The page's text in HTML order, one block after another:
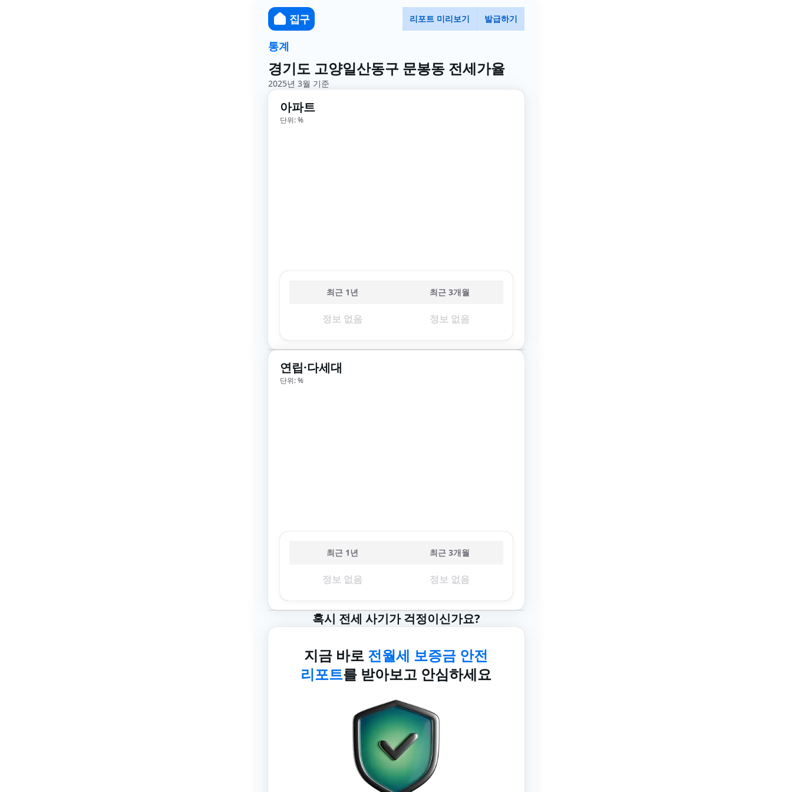
집구 리포트 미리보기 발급하기
통계
경기도 고양일산동구 문봉동 전세가율
2025년 3월 기준
아파트
단위: %
최근 1년 최근 3개월
정보 없음 정보 없음
연립·다세대
단위: %
최근 1년 최근 3개월
정보 없음 정보 없음
혹시 전세 사기가 걱정이신가요?
지금 바로 전월세 보증금 안전
리포트를 받아보고 안심하세요